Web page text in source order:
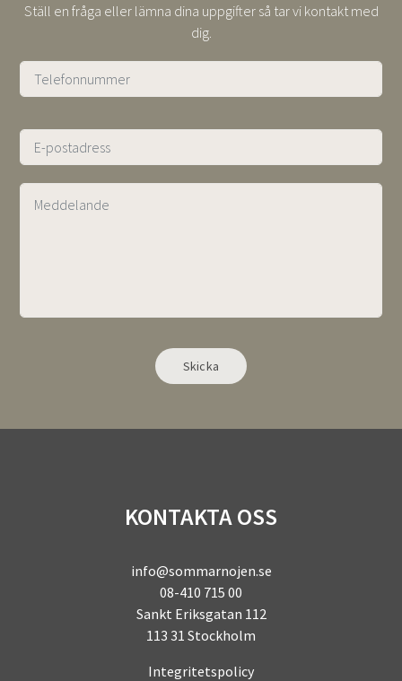
Ställ en fråga eller lämna dina uppgifter så tar vi kontakt med
dig.
KONTAKTA OSS
info@sommarnojen.se
08-410 715 00
Sankt Eriksgatan 112
113 31 Stockholm
Integritetspolicy